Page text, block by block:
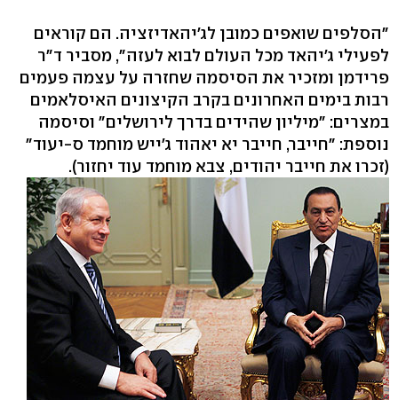
"הסלפים שואפים כמובן לג'יהאדיזציה. הם קוראים
לפעילי ג'יהאד מכל העולם לבוא לעזה", מסביר ד"ר
פרידמן ומזכיר את הסיסמה שחזרה על עצמה פעמים
רבות בימים האחרונים בקרב הקיצונים האיסלאמים
במצרים: "מיליון שהידים בדרך לירושלים" וסיסמה
נוספת: "חייבר, חייבר יא יאהוד ג'ייש מוחמד ס-יעוד"
(זכרו את חייבר יהודים, צבא מוחמד עוד יחזור).